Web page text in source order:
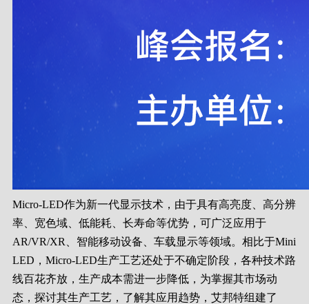
Micro-LED作为新一代显示技术，由于具有高亮度、高分辨
率、宽色域、低能耗、长寿命等优势，可广泛应用于
AR/VR/XR、智能移动设备、车载显示等领域。相比于Mini
LED，Micro-LED生产工艺还处于不确定阶段，各种技术路
线百花齐放，生产成本需进一步降低，为掌握其市场动
态，探讨其生产工艺，了解其应用趋势，艾邦特组建了